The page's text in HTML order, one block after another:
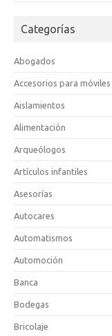
Categorías
Abogados
Accesorios para móviles
Aislamientos
Alimentación
Arqueólogos
Artículos infantiles
Asesorías
Autocares
Automatismos
Automoción
Banca
Bodegas
Bricolaje